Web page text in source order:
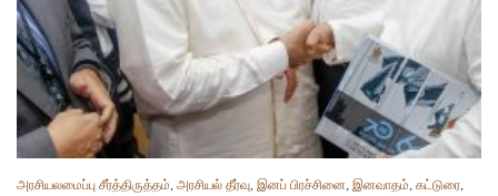
அரசியலமைப்பு சீர்த்திருத்தம், அரசியல் தீர்வு, இனப் பிரச்சினை, இனவாதம், கட்டுரை,